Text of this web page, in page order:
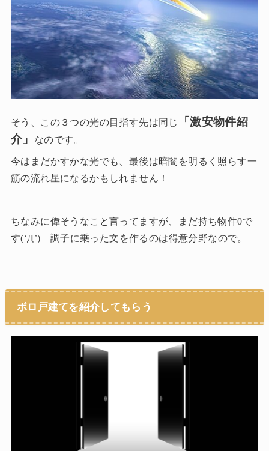
そう、この３つの光の目指す先は同じ
「激安物件紹
介」
なのです。
今はまだかすかな光でも、最後は暗闇を明るく照らす一
筋の流れ星になるかもしれません！
ちなみに偉そうなこと言ってますが、まだ持ち物件0で
す(‘Д’) 調子に乗った文を作るのは得意分野なので。
ボロ戸建てを紹介してもらう